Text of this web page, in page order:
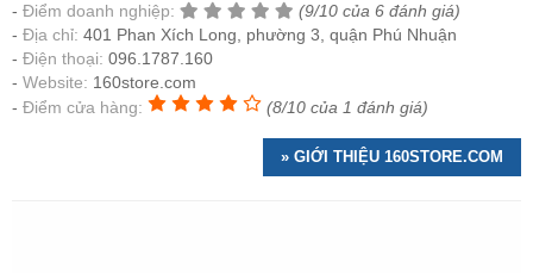
Điểm doanh nghiệp:
(9/10 của 6 đánh giá)
Địa chỉ: 401 Phan Xích Long, phường 3, quận Phú Nhuận
Điện thoại: 096.1787.160
Website: 160store.com
Điểm cửa hàng:
(8/10 của 1 đánh giá)
» GIỚI THIỆU 160STORE.COM